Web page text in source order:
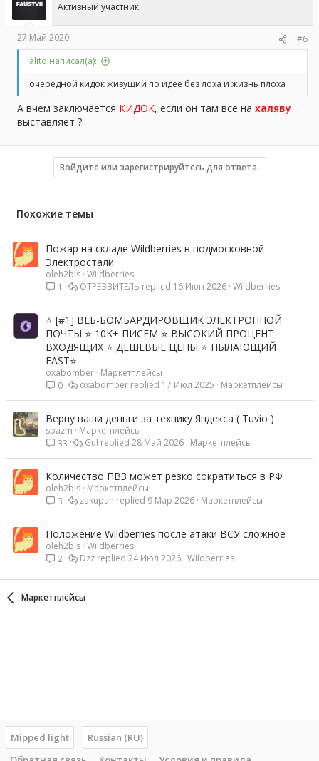
Активный участник
27 Май 2020
#6
alito написал(а):
очередной кидок живущий по идее без лоха и жизнь плоха
А вчем заключается КИДОК, если он там все на халяву
выставляет ?
Войдите или зарегистрируйтесь для ответа.
Похожие темы
Пожар на складе Wildberries в подмосковной
Электростали
oleh2bis Wildberries
1
Wildberries
16 Июн 2026
ОТРЕЗВИТЕЛЬ
⭐️ [#1] ВЕБ-БОМБАРДИРОВЩИК ЭЛЕКТРОННОЙ
ПОЧТЫ ⭐️ 10K+ ПИСЕМ ⭐️ ВЫСОКИЙ ПРОЦЕНТ
ВХОДЯЩИХ ⭐️ ДЕШЕВЫЕ ЦЕНЫ ⭐️ ПЫЛАЮЩИЙ
FAST⭐️
oxabomber Маркетплейсы
0
Маркетплейсы
17 Июл 2025
oxabomber
Верну ваши деньги за технику Яндекса ( Tuvio )
spazm
Маркетплейсы
33
Маркетплейсы
28 Май 2026
Gul
Количество ПВЗ может резко сократиться в РФ
oleh2bis Маркетплейсы
3
Маркетплейсы
9 Мар 2026
zakupan
Положение Wildberries после атаки ВСУ сложное
oleh2bis Wildberries
2
Wildberries
24 Июл 2026
Dzz
Маркетплейсы
Mipped light
Russian (RU)